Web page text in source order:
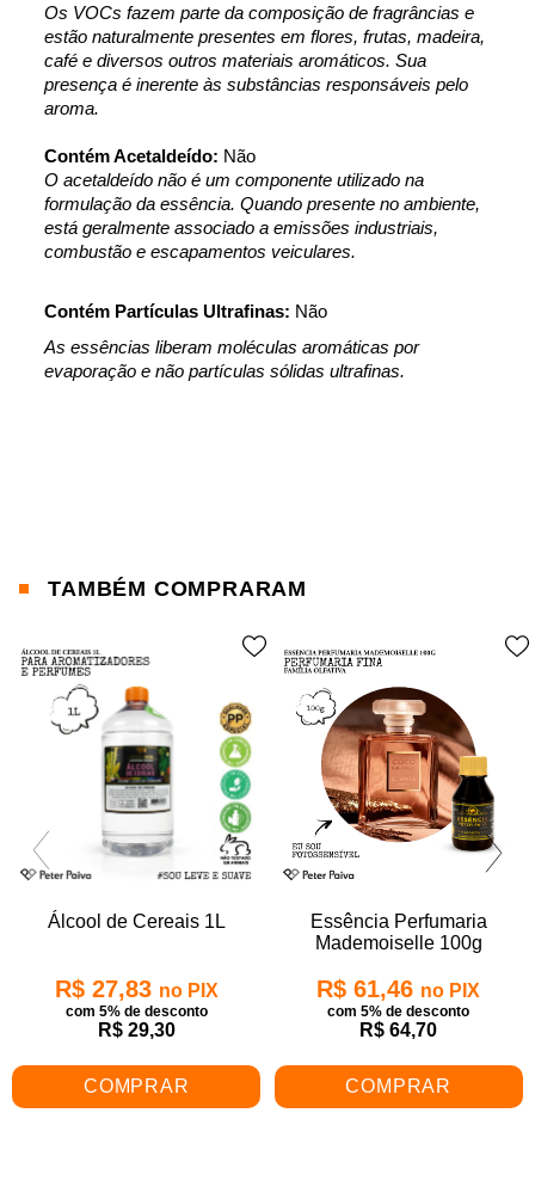
Os VOCs fazem parte da composição de fragrâncias e
estão naturalmente presentes em flores, frutas, madeira,
café e diversos outros materiais aromáticos. Sua
presença é inerente às substâncias responsáveis pelo
aroma.
Contém Acetaldeído: Não
O acetaldeído não é um componente utilizado na
formulação da essência. Quando presente no ambiente,
está geralmente associado a emissões industriais,
combustão e escapamentos veiculares.
Contém Partículas Ultrafinas: Não
As essências liberam moléculas aromáticas por
evaporação e não partículas sólidas ultrafinas.
TAMBÉM COMPRARAM
Álcool de Cereais 1L
R$ 27,83 no PIX
com 5% de desconto
R$ 29,30
COMPRAR
Essência Perfumaria
Mademoiselle 100g
R$ 61,46 no PIX
com 5% de desconto
R$ 64,70
COMPRAR